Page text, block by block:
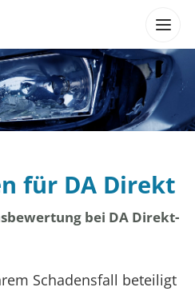
für DA Direkt
bei DA Direkt-
Schadensfall beteiligt